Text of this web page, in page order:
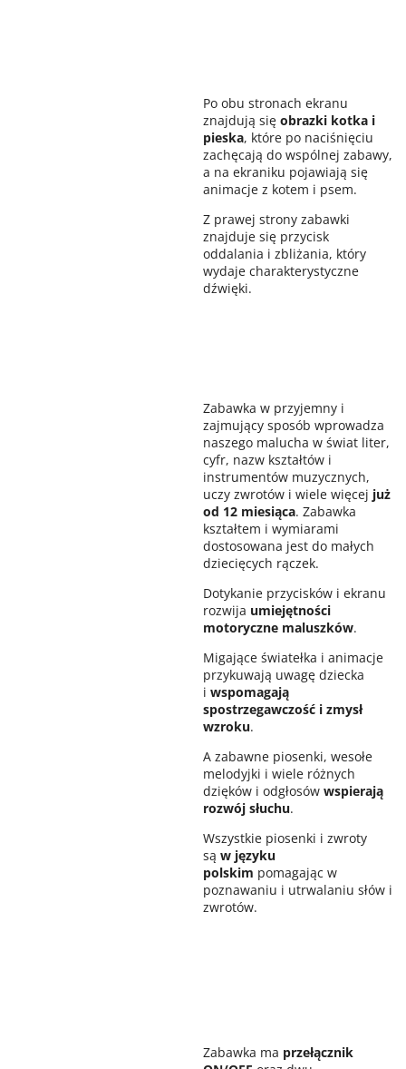
Po obu stronach ekranu
znajdują się obrazki kotka i
pieska, które po naciśnięciu
zachęcają do wspólnej zabawy,
a na ekraniku pojawiają się
animacje z kotem i psem.
Z prawej strony zabawki
znajduje się przycisk
oddalania i zbliżania, który
wydaje charakterystyczne
dźwięki.
Zabawka w przyjemny i
zajmujący sposób wprowadza
naszego malucha w świat liter,
cyfr, nazw kształtów i
instrumentów muzycznych,
uczy zwrotów i wiele więcej już
od 12 miesiąca. Zabawka
kształtem i wymiarami
dostosowana jest do małych
dziecięcych rączek.
Dotykanie przycisków i ekranu
rozwija umiejętności
motoryczne maluszków.
Migające światełka i animacje
przykuwają uwagę dziecka
i wspomagają
spostrzegawczość i zmysł
wzroku.
A zabawne piosenki, wesołe
melodyjki i wiele różnych
dzięków i odgłosów wspierają
rozwój słuchu.
Wszystkie piosenki i zwroty
są w języku
polskim pomagając w
poznawaniu i utrwalaniu słów i
zwrotów.
Zabawka ma przełącznik